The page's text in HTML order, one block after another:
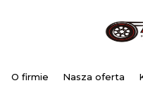
O firmie Nasza oferta